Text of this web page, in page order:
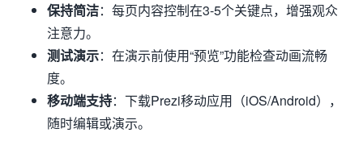
保持简洁：每页内容控制在3-5个关键点，增强观众
注意力。
测试演示：在演示前使用“预览”功能检查动画流畅
度。
移动端支持：下载Prezi移动应用（iOS/Android），
随时编辑或演示。